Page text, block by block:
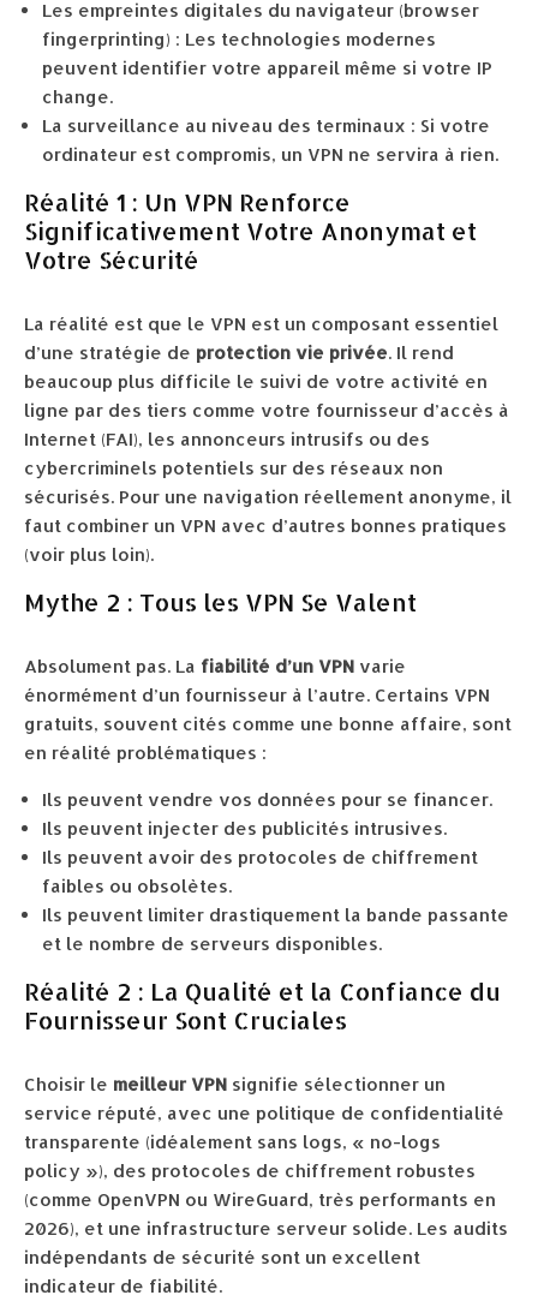
Les empreintes digitales du navigateur (browser
fingerprinting) : Les technologies modernes
peuvent identifier votre appareil même si votre IP
change.
La surveillance au niveau des terminaux : Si votre
ordinateur est compromis, un VPN ne servira à rien.
Réalité 1 : Un VPN Renforce
Significativement Votre Anonymat et
Votre Sécurité
La réalité est que le VPN est un composant essentiel
d’une stratégie de protection vie privée. Il rend
beaucoup plus difficile le suivi de votre activité en
ligne par des tiers comme votre fournisseur d’accès à
Internet (FAI), les annonceurs intrusifs ou des
cybercriminels potentiels sur des réseaux non
sécurisés. Pour une navigation réellement anonyme, il
faut combiner un VPN avec d’autres bonnes pratiques
(voir plus loin).
Mythe 2 : Tous les VPN Se Valent
Absolument pas. La fiabilité d’un VPN varie
énormément d’un fournisseur à l’autre. Certains VPN
gratuits, souvent cités comme une bonne affaire, sont
en réalité problématiques :
Ils peuvent vendre vos données pour se financer.
Ils peuvent injecter des publicités intrusives.
Ils peuvent avoir des protocoles de chiffrement
faibles ou obsolètes.
Ils peuvent limiter drastiquement la bande passante
et le nombre de serveurs disponibles.
Réalité 2 : La Qualité et la Confiance du
Fournisseur Sont Cruciales
Choisir le meilleur VPN signifie sélectionner un
service réputé, avec une politique de confidentialité
transparente (idéalement sans logs, « no-logs
policy »), des protocoles de chiffrement robustes
(comme OpenVPN ou WireGuard, très performants en
2026), et une infrastructure serveur solide. Les audits
indépendants de sécurité sont un excellent
indicateur de fiabilité.